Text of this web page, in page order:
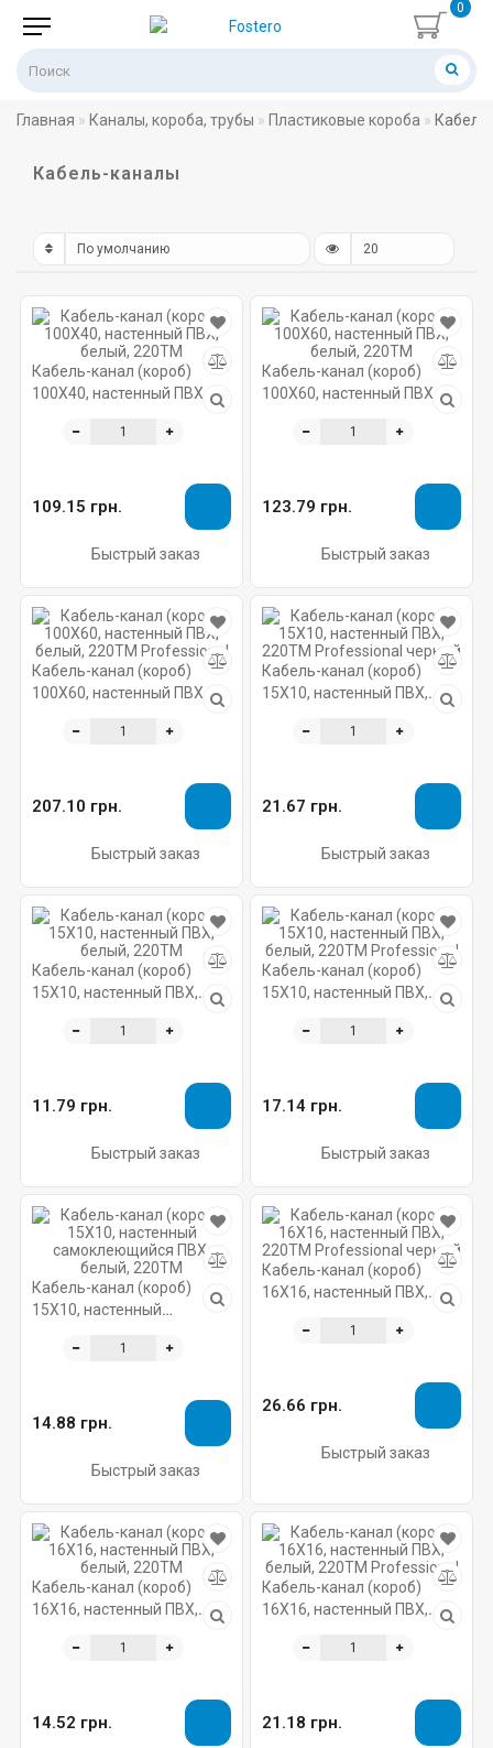
0
Главная Каналы, короба, трубы Пластиковые короба
Кабель-каналы
Кабель-канал (короб)
100X40, настенный ПВХ,
109.15 грн.
Быстрый заказ
Кабель-канал (короб)
100X60, настенный ПВХ,
123.79 грн.
Быстрый заказ
Кабель-канал (короб)
100X60, настенный ПВХ,
207.10 грн.
Быстрый заказ
Кабель-канал (короб)
15X10, настенный ПВХ,
21.67 грн.
Быстрый заказ
Кабель-канал (короб)
15X10, настенный ПВХ,
11.79 грн.
Быстрый заказ
Кабель-канал (короб)
15X10, настенный ПВХ,
17.14 грн.
Быстрый заказ
Кабель-канал (короб)
15X10, настенный
белый, 220ТМ
14.88 грн.
Быстрый заказ
Кабель-канал (короб)
16X16, настенный ПВХ,
26.66 грн.
Быстрый заказ
Кабель-канал (короб)
16X16, настенный ПВХ,
14.52 грн.
Кабель-канал (короб)
16X16, настенный ПВХ,
21.18 грн.